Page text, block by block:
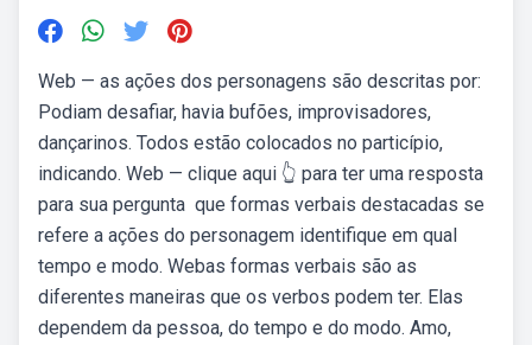
Web — as ações dos personagens são descritas por:
Podiam desafiar, havia bufões, improvisadores,
dançarinos. Todos estão colocados no particípio,
indicando. Web — clique aqui 👆 para ter uma resposta
para sua pergunta ️ que formas verbais destacadas se
refere a ações do personagem identifique em qual
tempo e modo. Webas formas verbais são as
diferentes maneiras que os verbos podem ter. Elas
dependem da pessoa, do tempo e do modo. Amo,